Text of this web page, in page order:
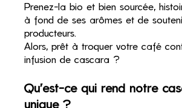
Prenez-la bio et bien sourcée,
à fond de ses arômes et de
producteurs.
Alors, prêt à troquer votre café
infusion de cascara ?
Qu’est-ce qui rend notre
unique ?